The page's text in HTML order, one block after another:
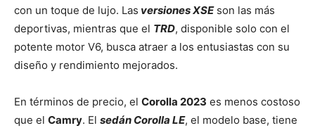
con un toque de lujo. Las versiones XSEson las más
deportivas, mientras que el TRD, disponible solo con el
potente motor V6, busca atraer a los entusiastas con su
diseño y rendimiento mejorados.
En términos de precio, el Corolla 2023 es menos costoso
que el Camry. El sedán Corolla LE, el modelo base, tiene